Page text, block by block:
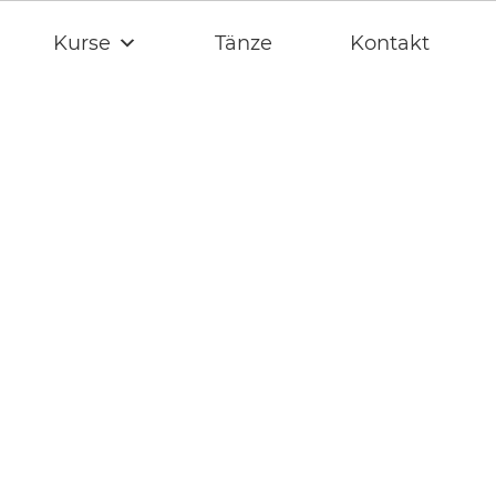
Kurse Tänze Kontakt